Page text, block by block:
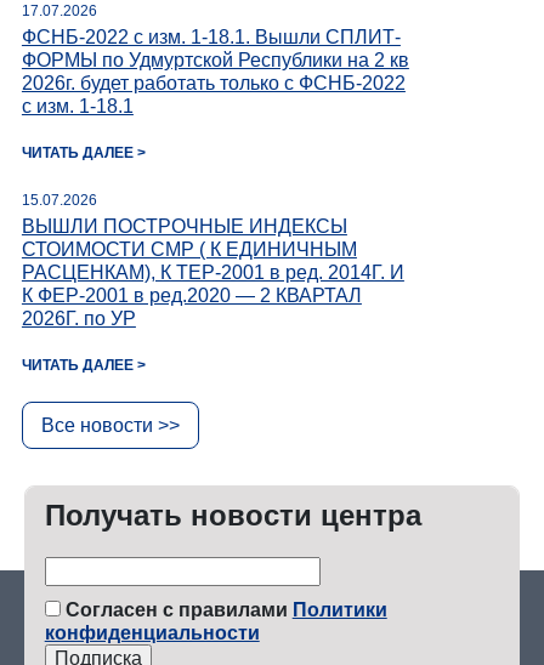
построенным объектам,
выполненным видам работ,
исходных условий поставок и
строительства, технических и
технологических
организаций;
9.
Составляем региональные
бюллетени текущих и
прогнозных индексов цен по
основным ресурсам,
строительстве;
10. Формируем региональный
ресурсно-стоимостных
показателей по
построенным и введенным
в эксплуатацию объектам, и
производственным
17.07.2026
ФСНБ-2022 с изм. 1-18.1. Вышли СПЛИТ-
ФОРМЫ по Удмуртской Республики на 2 кв
2026г. будет работать только с ФСНБ-2022
с изм. 1-18.1
ЧИТАТЬ ДАЛЕЕ >
15.07.2026
ВЫШЛИ ПОСТРОЧНЫЕ ИНДЕКСЫ
СТОИМОСТИ СМР ( К ЕДИНИЧНЫМ
РАСЦЕНКАМ), К ТЕР-2001 в ред. 2014Г. И
К ФЕР-2001 в ред.2020 — 2 КВАРТАЛ
2026Г. по УР
ЧИТАТЬ ДАЛЕЕ >
Все новости >>
Получать новости центра
Согласен с правилами Политики
конфиденциальности